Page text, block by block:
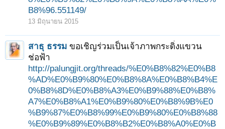
B8%96.551149/
13 มิถุนายน 2015
สาธุ ธรรม ขอเชิญร่วมเป็นเจ้าภาพกระดิ่งแขวน
ช่อฟ้า
http://palungjit.org/threads/%E0%B8%82%E0%B8
%AD%E0%B9%80%E0%B8%8A%E0%B8%B4%E
0%B8%8D%E0%B8%A3%E0%B9%88%E0%B8%
A7%E0%B8%A1%E0%B9%80%E0%B8%9B%E0
%B9%87%E0%B8%99%E0%B9%80%E0%B8%88
%E0%B9%89%E0%B8%B2%E0%B8%A0%E0%B